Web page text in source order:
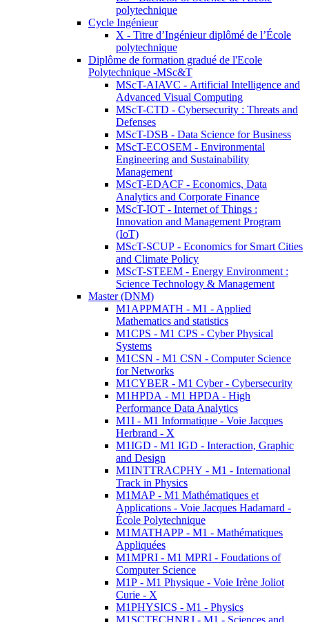
polytechnique
Cycle Ingénieur
X - Titre d’Ingénieur diplômé de l’École
polytechnique
Diplôme de formation gradué de l'Ecole
Polytechnique -MSc&T
MScT-AIAVC - Artificial Intelligence and
Advanced Visual Computing
MScT-CTD - Cybersecurity : Threats and
Defenses
MScT-DSB - Data Science for Business
MScT-ECOSEM - Environmental
Engineering and Sustainability
Management
MScT-EDACF - Economics, Data
Analytics and Corporate Finance
MScT-IOT - Internet of Things :
Innovation and Management Program
(IoT)
MScT-SCUP - Economics for Smart Cities
and Climate Policy
MScT-STEEM - Energy Environment :
Science Technology & Management
Master (DNM)
M1APPMATH - M1 - Applied
Mathematics and statistics
M1CPS - M1 CPS - Cyber Physical
Systems
M1CSN - M1 CSN - Computer Science
for Networks
M1CYBER - M1 Cyber - Cybersecurity
M1HPDA - M1 HPDA - High
Performance Data Analytics
M1I - M1 Informatique - Voie Jacques
Herbrand - X
M1IGD - M1 IGD - Interaction, Graphic
and Design
M1INTTRACPHY - M1 - International
Track in Physics
M1MAP - M1 Mathématiques et
Applications - Voie Jacques Hadamard -
École Polytechnique
M1MATHAPP - M1 - Mathématiques
Appliquées
M1MPRI - M1 MPRI - Foudations of
Computer Science
M1P - M1 Physique - Voie Irène Joliot
Curie - X
M1PHYSICS - M1 - Physics
M1SCTECHNRJ - M1 - Sciences and